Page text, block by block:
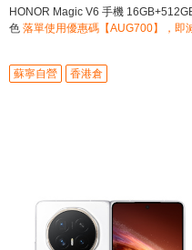
HONOR Magic V6 手機
色 落單使用優惠碼【AUG700】，即
蘇寧自營 香港倉